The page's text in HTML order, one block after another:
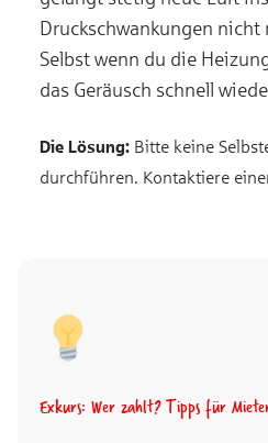
Druckschwankungen nicht
Selbst wenn du die
das Geräusch schnell
Die Lösung: Bitte keine
durchführen. Kontaktiere
Exkurs: Wer zahlt? Tipps für